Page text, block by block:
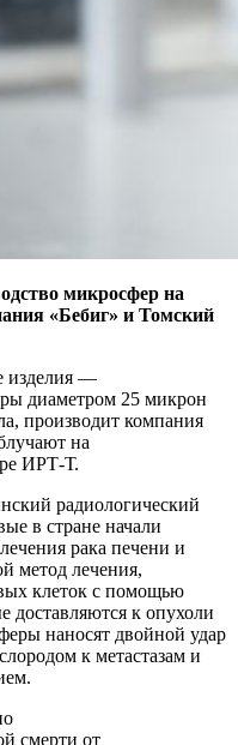
микросфер на
«Бебиг» и Томский
изделия —
диаметром 25 микрон
производит компания
на
ИРТ-Т.
радиологический
в стране начали
рака печени и
метод лечения,
клеток с помощью
доставляются к опухоли
наносят двойной удар
к метастазам и
смерти от